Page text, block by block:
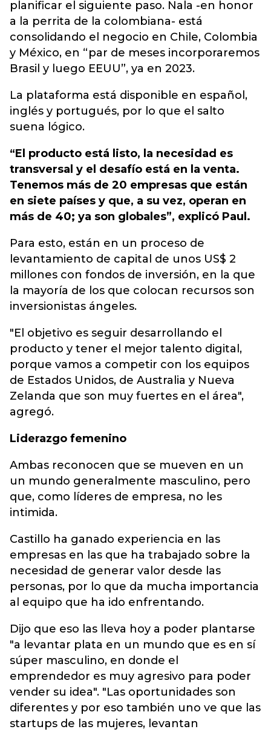
planificar el siguiente paso. Nala -en honor
a la perrita de la colombiana- está
consolidando el negocio en Chile, Colombia
y México, en “par de meses incorporaremos
Brasil y luego EEUU”, ya en 2023.
La plataforma está disponible en español,
inglés y portugués, por lo que el salto
suena lógico.
“El producto está listo, la necesidad es
transversal y el desafío está en la venta.
Tenemos más de 20 empresas que están
en siete países y que, a su vez, operan en
más de 40; ya son globales”, explicó Paul.
Para esto, están en un proceso de
levantamiento de capital de unos US$ 2
millones con fondos de inversión, en la que
la mayoría de los que colocan recursos son
inversionistas ángeles.
"El objetivo es seguir desarrollando el
producto y tener el mejor talento digital,
porque vamos a competir con los equipos
de Estados Unidos, de Australia y Nueva
Zelanda que son muy fuertes en el área",
agregó.
Liderazgo femenino
Ambas reconocen que se mueven en un
un mundo generalmente masculino, pero
que, como líderes de empresa, no les
intimida.
Castillo ha ganado experiencia en las
empresas en las que ha trabajado sobre la
necesidad de generar valor desde las
personas, por lo que da mucha importancia
al equipo que ha ido enfrentando.
Dijo que eso las lleva hoy a poder plantarse
"a levantar plata en un mundo que es en sí
súper masculino, en donde el
emprendedor es muy agresivo para poder
vender su idea". "Las oportunidades son
diferentes y por eso también uno ve que las
startups de las mujeres, levantan